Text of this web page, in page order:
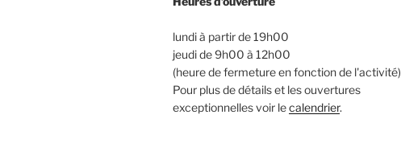
lundi à partir de 19h00
jeudi de 9h00 à 12h00
(heure de fermeture en fonction de l'activité)
Pour plus de détails et les ouvertures
exceptionnelles voir lecalendrier.